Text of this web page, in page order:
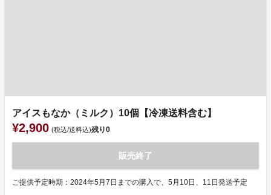
アイスもなか（ミルク）10個【冷凍送料含む】
¥2,900 (税込/送料込)残り0
販売終了
ご提供予定時期：2024年5月7日までの購入で、5月10日、11日発送予定